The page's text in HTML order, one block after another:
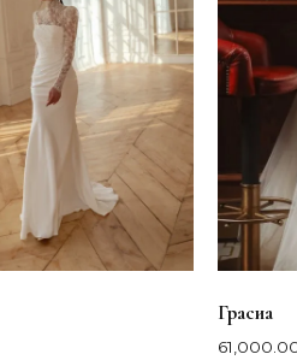
Грасиа